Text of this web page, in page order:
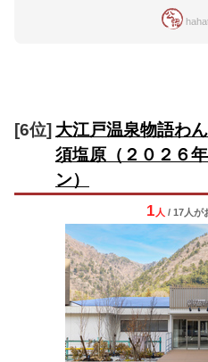
[6位] 大江戸温泉物語わ
須塩原（２０２６
ン）
1 人 / 17人が